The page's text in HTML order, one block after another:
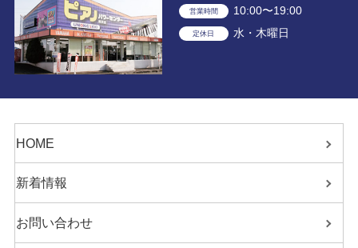
営業時間 10:00〜19:00
定休日 水・木曜日
HOME
新着情報
お問い合わせ